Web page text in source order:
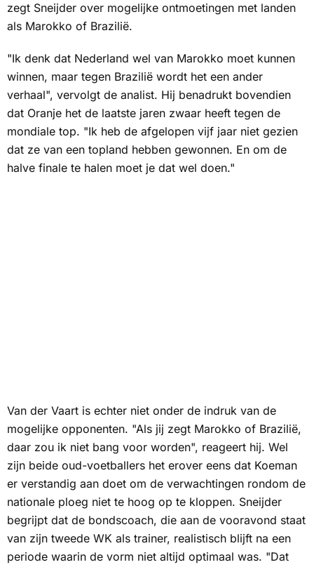
zegt Sneijder over mogelijke ontmoetingen met landen
als Marokko of Brazilië.
"Ik denk dat Nederland wel van Marokko moet kunnen
winnen, maar tegen Brazilië wordt het een ander
verhaal", vervolgt de analist. Hij benadrukt bovendien
dat Oranje het de laatste jaren zwaar heeft tegen de
mondiale top. "Ik heb de afgelopen vijf jaar niet gezien
dat ze van een topland hebben gewonnen. En om de
halve finale te halen moet je dat wel doen."
Van der Vaart is echter niet onder de indruk van de
mogelijke opponenten. "Als jij zegt Marokko of Brazilië,
daar zou ik niet bang voor worden", reageert hij. Wel
zijn beide oud-voetballers het erover eens dat Koeman
er verstandig aan doet om de verwachtingen rondom de
nationale ploeg niet te hoog op te kloppen. Sneijder
begrijpt dat de bondscoach, die aan de vooravond staat
van zijn tweede WK als trainer, realistisch blijft na een
periode waarin de vorm niet altijd optimaal was. "Dat